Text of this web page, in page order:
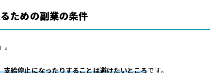
ための副業の条件
給停止になったりすることは避けたいところです。